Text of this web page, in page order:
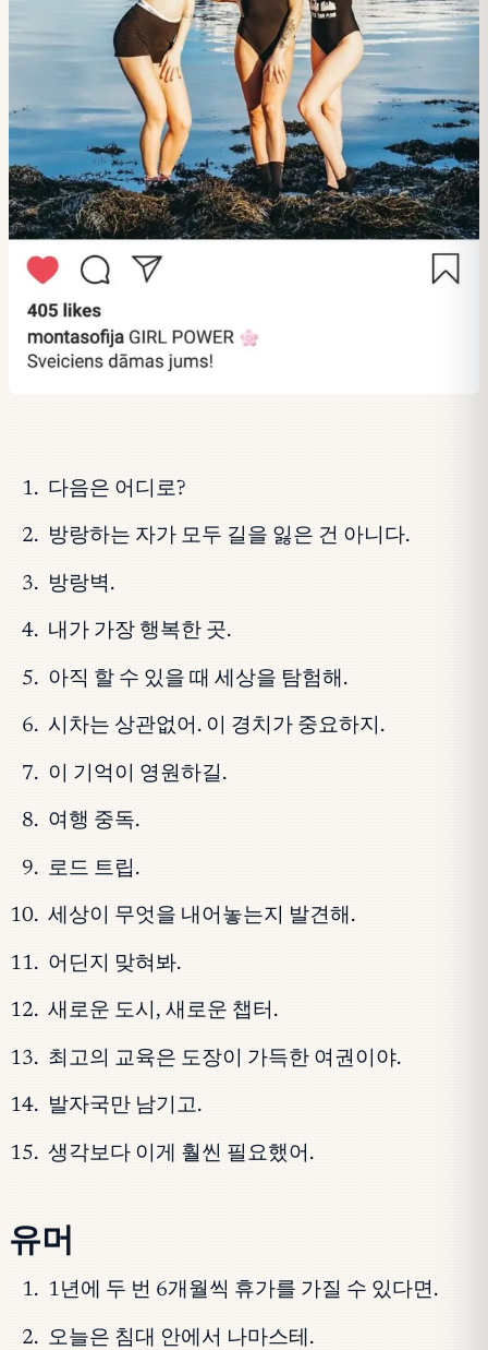
다음은 어디로?
방랑하는 자가 모두 길을 잃은 건 아니다.
방랑벽.
내가 가장 행복한 곳.
아직 할 수 있을 때 세상을 탐험해.
시차는 상관없어. 이 경치가 중요하지.
이 기억이 영원하길.
여행 중독.
로드 트립.
세상이 무엇을 내어놓는지 발견해.
어딘지 맞혀봐.
새로운 도시, 새로운 챕터.
최고의 교육은 도장이 가득한 여권이야.
발자국만 남기고.
생각보다 이게 훨씬 필요했어.
유머
1년에 두 번 6개월씩 휴가를 가질 수 있다면.
오늘은 침대 안에서 나마스테.